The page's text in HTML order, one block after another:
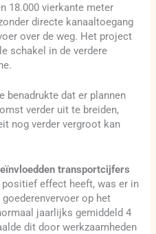
18.000 vierkante meter
directe kanaaltoegang
over de weg. Het project
schakel in de verdere
benadrukte dat er plannen
verder uit te breiden,
nog verder vergroot kan
transportcijfers
positief effect heeft, was er in
op het
jaarlijks gemiddeld 4
dit door werkzaamheden